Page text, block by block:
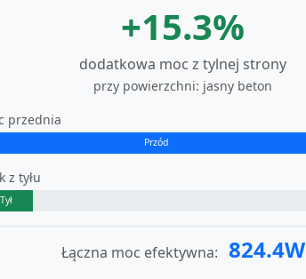
+15.3%
dodatkowa moc z tylnej strony
przy powierzchni: jasny beton
przednia
Przód
z tyłu
Tył
Łączna moc efektywna: 824.4W